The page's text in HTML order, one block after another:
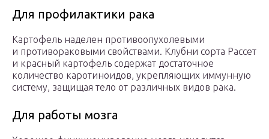
Для профилактики рака
Картофель наделен противоопухолевыми
и противораковыми свойствами. Клубни сорта Рассет
и красный картофель содержат достаточное
количество каротиноидов, укрепляющих иммунную
систему, защищая тело от различных видов рака.
Для работы мозга